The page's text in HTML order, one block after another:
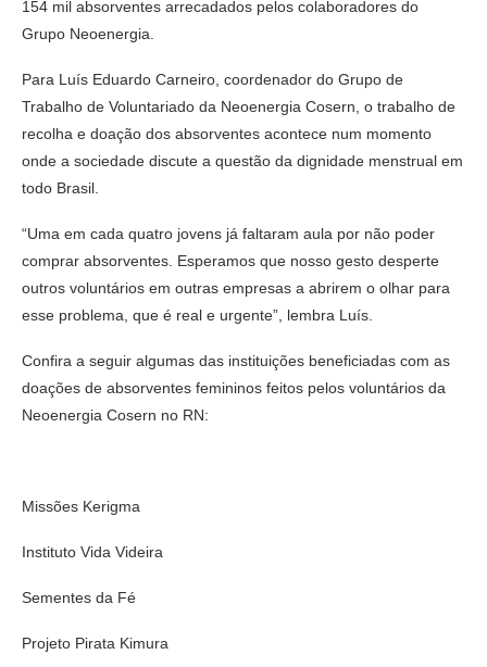
154 mil absorventes arrecadados pelos colaboradores do
Grupo Neoenergia.
Para Luís Eduardo Carneiro, coordenador do Grupo de
Trabalho de Voluntariado da Neoenergia Cosern, o trabalho de
recolha e doação dos absorventes acontece num momento
onde a sociedade discute a questão da dignidade menstrual em
todo Brasil.
“Uma em cada quatro jovens já faltaram aula por não poder
comprar absorventes. Esperamos que nosso gesto desperte
outros voluntários em outras empresas a abrirem o olhar para
esse problema, que é real e urgente”, lembra Luís.
Confira a seguir algumas das instituições beneficiadas com as
doações de absorventes femininos feitos pelos voluntários da
Neoenergia Cosern no RN:
Missões Kerigma
Instituto Vida Videira
Sementes da Fé
Projeto Pirata Kimura